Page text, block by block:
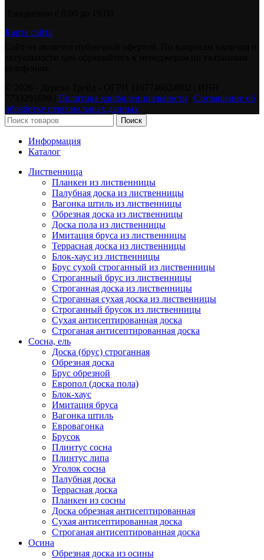
Карта сайта
Политика конфиденциальности
Соглашение об
обработке персональных данных
Поиск
Информация
Каталог
Лиственница
Планкен из лиственницы
Палубная доска из лиственницы
Вагонка штиль из лиственницы
Обрезная доска из лиственницы
Доска пола из лиственницы
Имитация бруса из лиственницы
Террасная доска из лиственницы
Блок-хаус из лиственницы
Брус сухой строганный из лиственницы
Строганный брус из лиственницы
Строганная доска из лиственницы
Строганная сухая доска из лиственницы
Строганный брусок из лиственницы
Сухая антисептированная доска
Строганая антисептированная доска
Сосна, ель
Доска (брус) строганная
Обрезная доска
Брус обрезной
Европол (доска пола)
Блок-хаус
Имитация бруса
Вагонка штиль
Евровагонка
Брусок
Плинтус сосна
Плинтус липа
Уголок сосна
Палубная доска
Террасная доска
Планкен из сосны
Доска обрезная антисептированная
Сухая антисептированная доска
Строганая антисептированная доска
Осина
Обрезная доска из осины